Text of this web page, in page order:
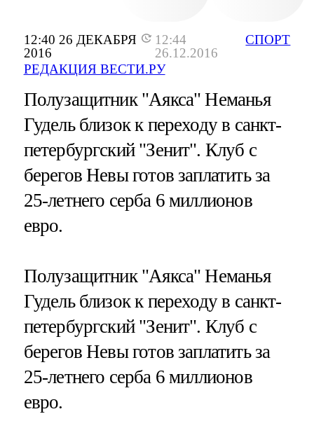
12:40 26 ДЕКАБРЯ
2016
12:44
26.12.2016
РЕДАКЦИЯ ВЕСТИ.РУ
СПОРТ
Полузащитник "Аякса" Неманья
Гудель близок к переходу в санкт-
петербургский "Зенит". Клуб с
берегов Невы готов заплатить за
25-летнего серба 6 миллионов
евро.
Полузащитник "Аякса" Неманья
Гудель близок к переходу в санкт-
петербургский "Зенит". Клуб с
берегов Невы готов заплатить за
25-летнего серба 6 миллионов
евро.